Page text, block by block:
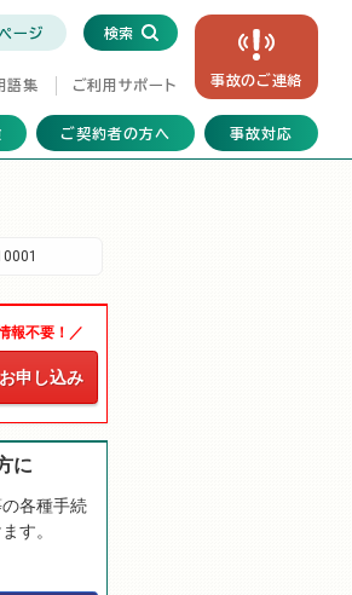
ージ 検索
事故のご連絡
語集 ご利用サポート
ご契約者の方へ 事故対応
報不要！／
申し込み
に
各種手続
す。